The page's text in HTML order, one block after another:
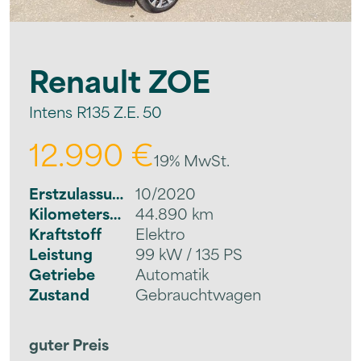
RenaultZOE
Intens R135 Z.E. 50
12.990 €19% MwSt.
Erstzulassung 10/2020
Kilometerstand
44.890 km
Kraftstoff
Elektro
Leistung
99 kW / 135 PS
Getriebe
Automatik
Zustand
Gebrauchtwagen
guter Preis